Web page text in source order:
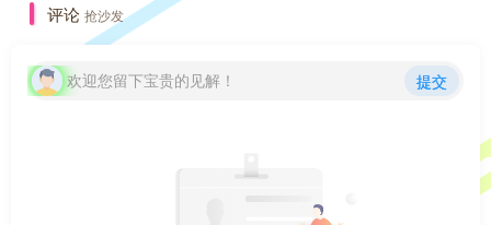
评论 抢沙发
欢迎您留下宝贵的见解！ 提交